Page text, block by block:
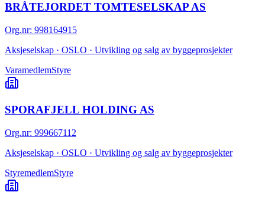
BRÅTEJORDET TOMTESELSKAP AS
Org.nr: 998164915
Aksjeselskap · OSLO · Utvikling og salg av byggeprosjekter
VaramedlemStyre
SPORAFJELL HOLDING AS
Org.nr: 999667112
Aksjeselskap · OSLO · Utvikling og salg av byggeprosjekter
StyremedlemStyre